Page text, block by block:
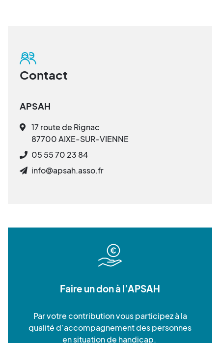
Contact
APSAH
17 route de Rignac
87700 AIXE-SUR-VIENNE
05 55 70 23 84
info@apsah.asso.fr
Faire un don à l’APSAH
Par votre contribution vous participez à la
qualité d’accompagnement des personnes
en situation de handicap.